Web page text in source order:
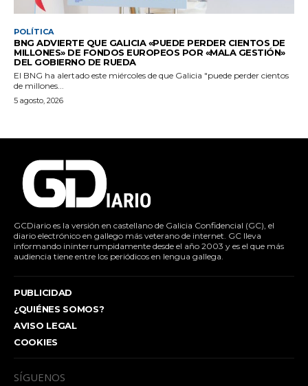
POLÍTICA
BNG ADVIERTE QUE GALICIA «PUEDE PERDER CIENTOS DE
MILLONES» DE FONDOS EUROPEOS POR «MALA GESTIÓN»
DEL GOBIERNO DE RUEDA
El BNG ha alertado este miércoles de que Galicia "puede perder cientos
de millones...
5 agosto, 2026
GCDiario es la versión en castellano de Galicia Confidencial (GC), el
diario electrónico en gallego más veterano de internet. GC lleva
informando ininterrumpidamente desde el año 2003 y es el que más
audiencia tiene entre los periódicos en lengua gallega.
PUBLICIDAD
¿QUIÉNES SOMOS?
AVISO LEGAL
COOKIES
SÍGUENOS